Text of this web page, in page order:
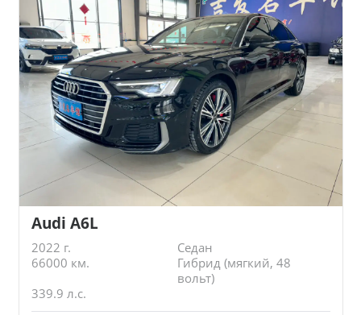
Audi A6L
2022 г.
Седан
66000 км.
Гибрид (мягкий, 48
вольт)
339.9 л.с.